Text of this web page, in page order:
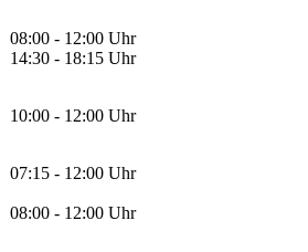
08:00 - 12:00 Uhr
14:30 - 18:15 Uhr
10:00 - 12:00 Uhr
07:15 - 12:00 Uhr
08:00 - 12:00 Uhr